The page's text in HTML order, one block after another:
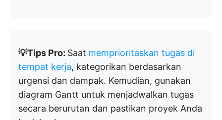
💡Tips Pro: Saat memprioritaskan tugas di
tempat kerja, kategorikan berdasarkan
urgensi dan dampak. Kemudian, gunakan
diagram Gantt untuk menjadwalkan tugas
secara berurutan dan pastikan proyek Anda